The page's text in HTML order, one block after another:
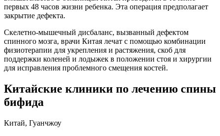
первых 48 часов жизни ребенка. Эта операция предполагает
закрытие дефекта.
Скелетно-мышечный дисбаланс, вызванный дефектом
спинного мозга, врачи Китая лечат с помощью комбинации
физиотерапии для укрепления и растяжения, скоб для
поддержки коленей и лодыжек в положении стоя и хирургии
для исправления проблемного смещения костей.
Китайские клиники по лечению спины
бифида
Китай, Гуанчжоу